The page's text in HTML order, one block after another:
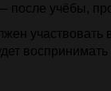
после учёбы,
участвовать
воспринимать